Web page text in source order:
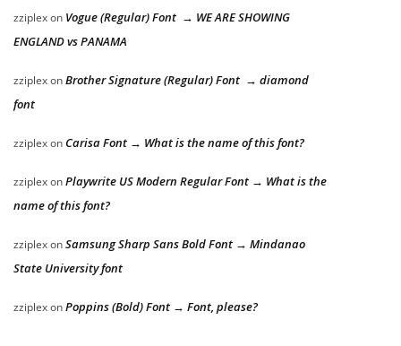
zziplexon Vogue (Regular) Font → WE ARE SHOWING
ENGLAND vs PANAMA
zziplexonBrother Signature (Regular) Font → diamond
font
zziplexon Carisa Font → What is the name of this font?
zziplexonPlaywrite US Modern Regular Font → What is the
name of this font?
zziplexonSamsung Sharp Sans Bold Font → Mindanao
State University font
zziplexonPoppins (Bold) Font → Font, please?